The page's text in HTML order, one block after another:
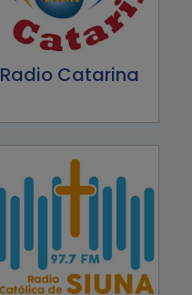
Radio Catarina